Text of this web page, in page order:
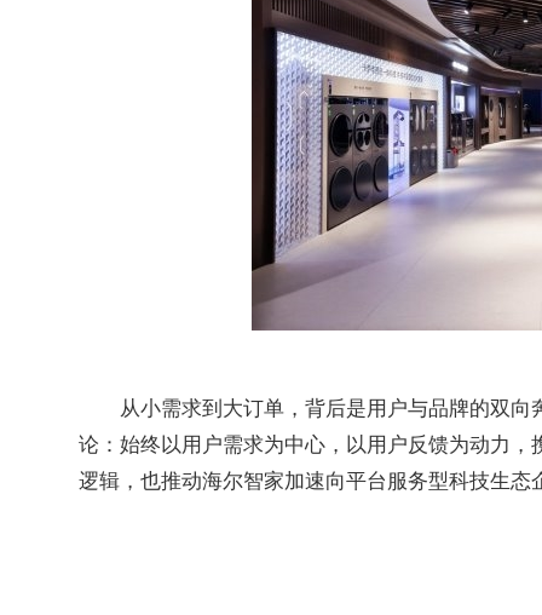
从小需求到大订单，背后是用户与品牌的双
论：始终以用户需求为中心，以用户反馈为动力
逻辑，也推动海尔智家加速向平台服务型科技生态